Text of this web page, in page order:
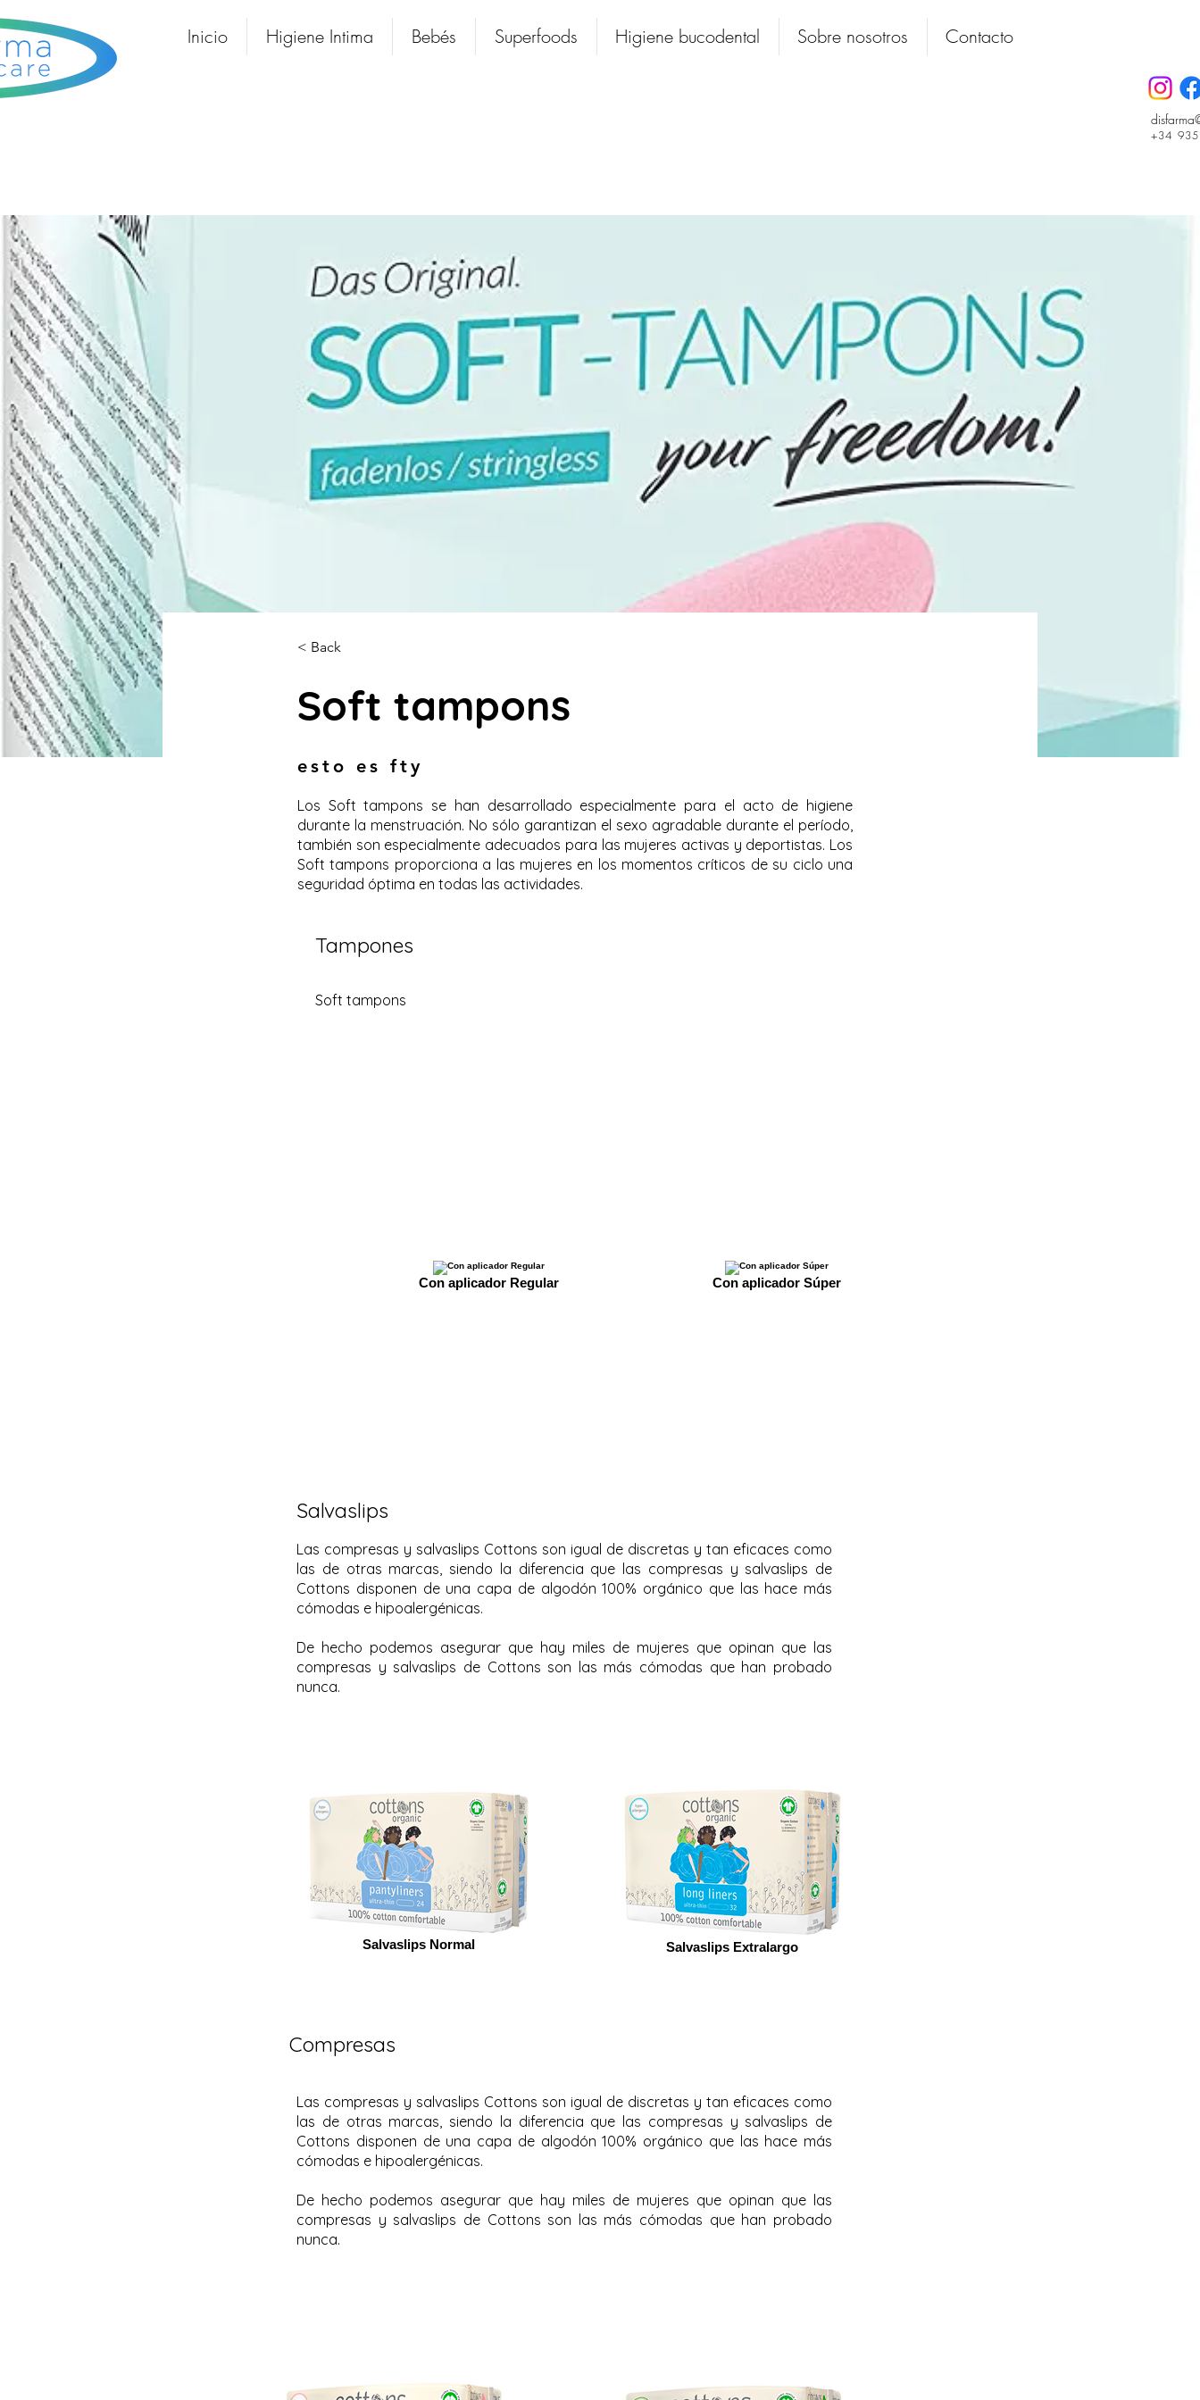
Inicio Higiene Intima Bebés Superfoods Higiene bucodental Sobre nosotros Contacto
+34
< Back
Soft tampons
esto es fty
Los Soft tampons se han desarrollado especialmente para el acto de higiene
durante la menstruación. No sólo garantizan el sexo agradable durante el período,
también son especialmente adecuados para las mujeres activas y deportistas. Los
Soft tampons proporciona a las mujeres en los momentos críticos de su ciclo una
seguridad óptima en todas las actividades.
Tampones
Soft tampons
Con aplicador Regular Con aplicador Súper
Salvaslips
Las compresas y salvaslips Cottons son igual de discretas y tan eficaces como
las de otras marcas, siendo la diferencia que las compresas y salvaslips de
Cottons disponen de una capa de algodón 100% orgánico que las hace más
cómodas e hipoalergénicas.
De hecho podemos asegurar que hay miles de mujeres que opinan que las
compresas y salvaslips de Cottons son las más cómodas que han probado
nunca.
Salvaslips Normal Salvaslips Extralargo
Compresas
Las compresas y salvaslips Cottons son igual de discretas y tan eficaces como
las de otras marcas, siendo la diferencia que las compresas y salvaslips de
Cottons disponen de una capa de algodón 100% orgánico que las hace más
cómodas e hipoalergénicas.
De hecho podemos asegurar que hay miles de mujeres que opinan que las
compresas y salvaslips de Cottons son las más cómodas que han probado
nunca.